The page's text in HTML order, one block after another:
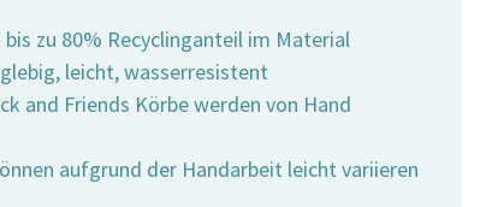
bis zu 80% Recyclinganteil im Material
leicht, wasserresistent
and Friends Körbe werden von Hand
aufgrund der Handarbeit leicht variieren